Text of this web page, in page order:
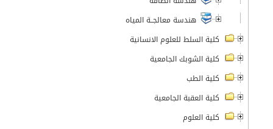
هندسة معالجــة المياه
كلية السلط للعلوم الانسانية
كلية الشوبك الجامعية
كلية الطب
كلية العقبة الجامعية
كلية العلوم